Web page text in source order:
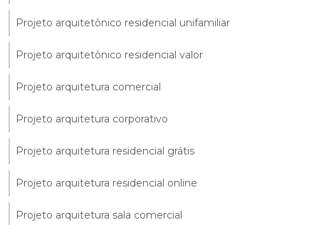
Projeto arquitetônico residencial unifamiliar
Projeto arquitetônico residencial valor
Projeto arquitetura comercial
Projeto arquitetura corporativo
Projeto arquitetura residencial grátis
Projeto arquitetura residencial online
Projeto arquitetura sala comercial